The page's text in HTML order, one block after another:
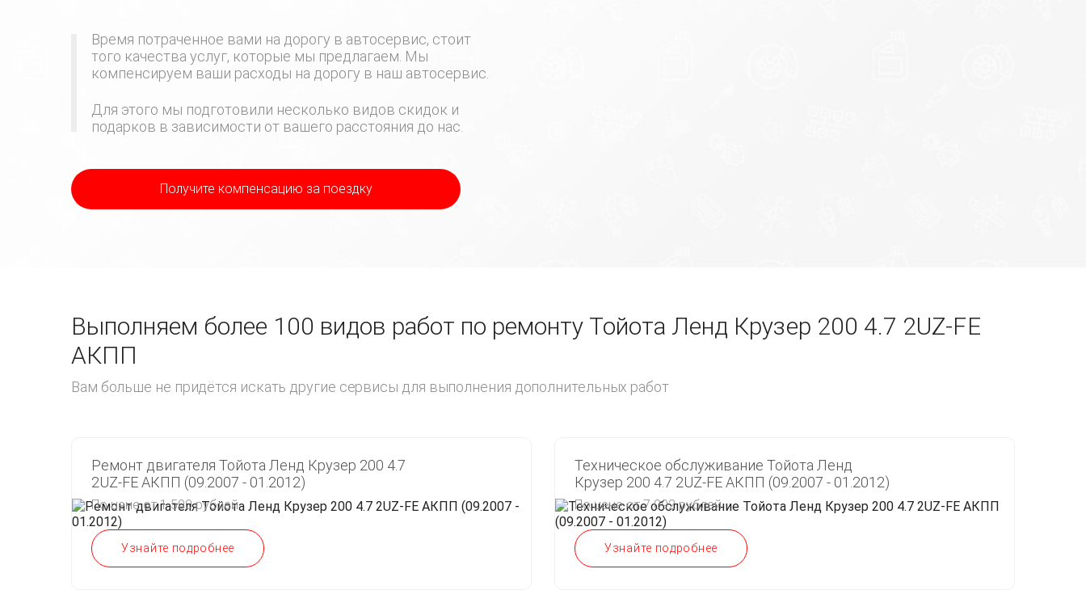
Время потраченное вами на дорогу в автосервис, стоит
того качества услуг, которые мы предлагаем. Мы
компенсируем ваши расходы на дорогу в наш автосервис.
Для этого мы подготовили несколько видов скидок и
подарков в зависимости от вашего расстояния до нас.
Получите компенсацию за поездку
Выполняем более 100 видов работ по ремонту Тойота Ленд Крузер 200 4.7 2UZ-FE
АКПП
Вам больше не придётся искать другие сервисы для выполнения дополнительных работ
Ремонт двигателя Тойота Ленд Крузер 200 4.7
2UZ-FE АКПП (09.2007 - 01.2012)
По цене от 1 500 рублей
Узнайте подробнее
Техническое обслуживание Тойота Ленд
Крузер 200 4.7 2UZ-FE АКПП (09.2007 - 01.2012)
По цене от 7 092 рублей
Узнайте подробнее